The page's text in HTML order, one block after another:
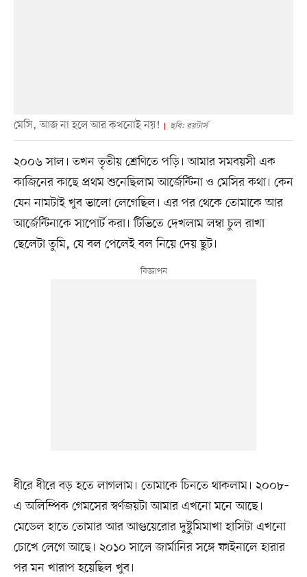
মেসি, আজ না হলে আর কখনোই নয়! ছবি: রয়টার্স
২০০৬ সাল। তখন তৃতীয় শ্রেণিতে পড়ি। আমার সমবয়সী এক
কাজিনের কাছে প্রথম শুনেছিলাম আর্জেন্টিনা ও মেসির কথা। কেন
যেন নামটাই খুব ভালো লেগেছিল। এর পর থেকে তোমাকে আর
আর্জেন্টিনাকে সাপোর্ট করা। টিভিতে দেখলাম লম্বা চুল রাখা
ছেলেটা তুমি, যে বল পেলেই বল নিয়ে দেয় ছুট।
ধীরে ধীরে বড় হতে লাগলাম। তোমাকে চিনতে থাকলাম। ২০০৮–
এ অলিম্পিক গেমসের স্বর্ণজয়টা আমার এখনো মনে আছে।
মেডেল হাতে তোমার আর আগুয়েরোর দুষ্টুমিমাখা হাসিটা এখনো
চোখে লেগে আছে। ২০১০ সালে জার্মানির সঙ্গে ফাইনালে হারার
পর মন খারাপ হয়েছিল খুব।